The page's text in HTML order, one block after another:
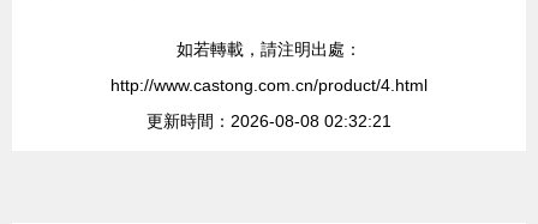
如若轉載，請注明出處：
http://www.castong.com.cn/product/4.html
更新時間：2026-08-08 02:32:21